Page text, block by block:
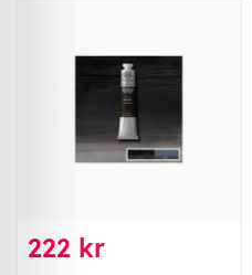
222 kr